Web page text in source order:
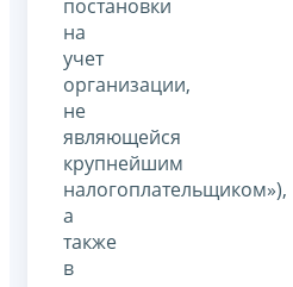
постановки
на
учет
организации,
не
являющейся
крупнейшим
налогоплательщиком»),
а
также
в